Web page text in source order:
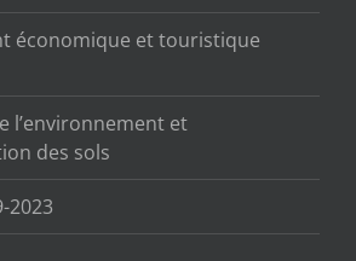
économique et touristique
l’environnement et
des sols
2023